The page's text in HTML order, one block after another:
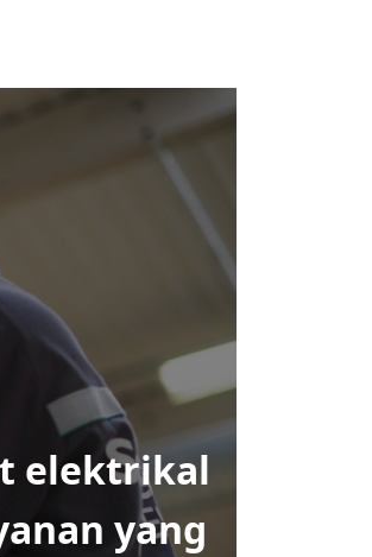
elektrikal
yang